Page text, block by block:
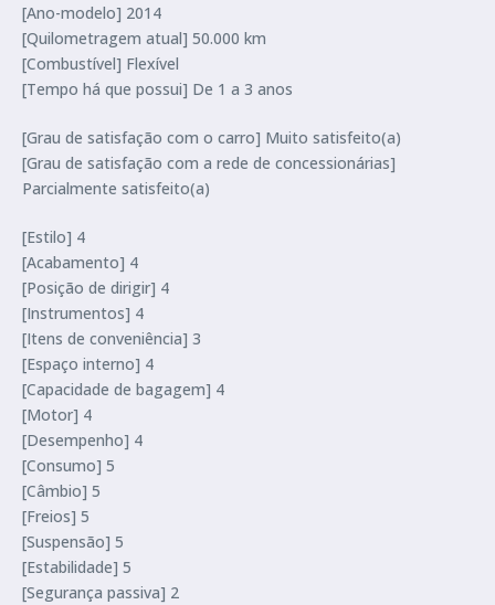
[Ano-modelo] 2014
[Quilometragem atual] 50.000 km
[Combustível] Flexível
[Tempo há que possui] De 1 a 3 anos
[Grau de satisfação com o carro] Muito satisfeito(a)
[Grau de satisfação com a rede de concessionárias]
Parcialmente satisfeito(a)
[Estilo] 4
[Acabamento] 4
[Posição de dirigir] 4
[Instrumentos] 4
[Itens de conveniência] 3
[Espaço interno] 4
[Capacidade de bagagem] 4
[Motor] 4
[Desempenho] 4
[Consumo] 5
[Câmbio] 5
[Freios] 5
[Suspensão] 5
[Estabilidade] 5
[Segurança passiva] 2